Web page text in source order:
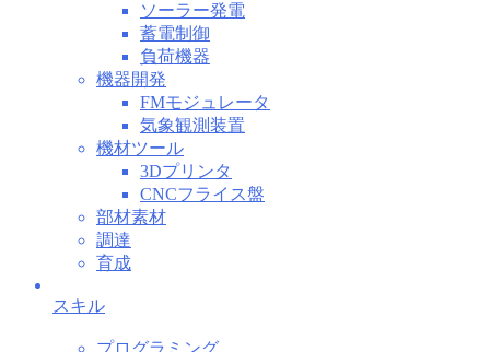
ソーラー発電
蓄電制御
負荷機器
機器開発
FMモジュレータ
気象観測装置
機材ツール
3Dプリンタ
CNCフライス盤
部材素材
調達
育成
スキル
プログラミング